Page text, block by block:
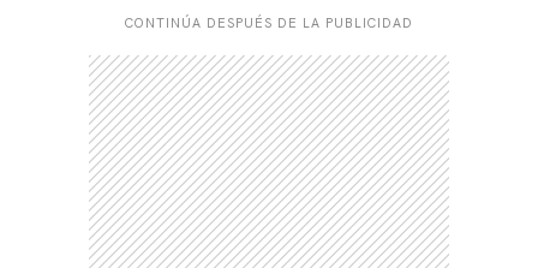
CONTINÚA DESPUÉS DE LA PUBLICIDAD